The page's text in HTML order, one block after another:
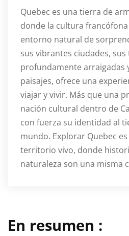
Quebec es una tierra de
donde la cultura
entorno natural de
sus vibrantes ciudades,
profundamente arraigadas
paisajes, ofrece una
viajar y vivir. Más que una
nación cultural dentro de
con fuerza su identidad al
mundo. Explorar Quebec
territorio vivo, donde
naturaleza son una misma
En resumen :